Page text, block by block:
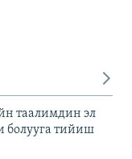
таалимдин эл
болууга тийиш